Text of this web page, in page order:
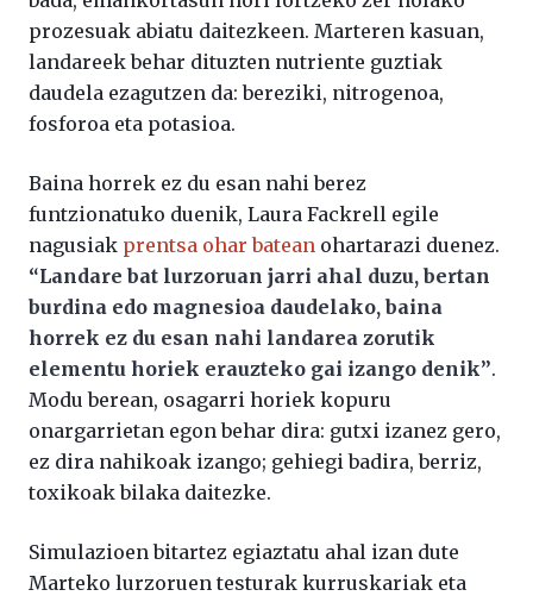
prozesuak abiatu daitezkeen. Marteren kasuan,
landareek behar dituzten nutriente guztiak
daudela ezagutzen da: bereziki, nitrogenoa,
fosforoa eta potasioa.
Baina horrek ez du esan nahi berez
funtzionatuko duenik, Laura Fackrell egile
nagusiak prentsa ohar batean ohartarazi duenez.
“Landare bat lurzoruan jarri ahal duzu, bertan
burdina edo magnesioa daudelako, baina
horrek ez du esan nahi landarea zorutik
elementu horiek erauzteko gai izango denik”.
Modu berean, osagarri horiek kopuru
onargarrietan egon behar dira: gutxi izanez gero,
ez dira nahikoak izango; gehiegi badira, berriz,
toxikoak bilaka daitezke.
Simulazioen bitartez egiaztatu ahal izan dute
Marteko lurzoruen testurak kurruskariak eta